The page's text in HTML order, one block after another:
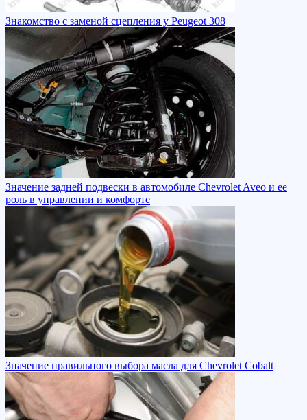
Знакомство с заменой сцепления у Peugeot 308
Значение задней подвески в автомобиле Chevrolet Aveo и ее
роль в управлении и комфорте
Значение правильного выбора масла для Chevrolet Cobalt